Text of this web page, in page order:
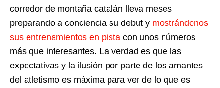
corredor de montaña catalán lleva meses
preparando a conciencia su debut y mostrándonos
sus entrenamientos en pista con unos números
más que interesantes. La verdad es que las
expectativas y la ilusión por parte de los amantes
del atletismo es máxima para ver de lo que es